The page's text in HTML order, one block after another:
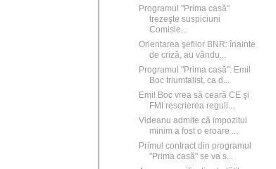
Programul "Prima casă"
trezeşte suspiciuni
Comisie...
Orientarea şefilor BNR: înainte
de criză, au vându...
Programul "Prima casă": Emil
Boc triumfalist, ca d...
Emil Boc vrea să ceară CE şi
FMI rescrierea reguli...
Videanu admite că impozitul
minim a fost o eroare ...
Primul contract din programul
"Prima casă" se va s...